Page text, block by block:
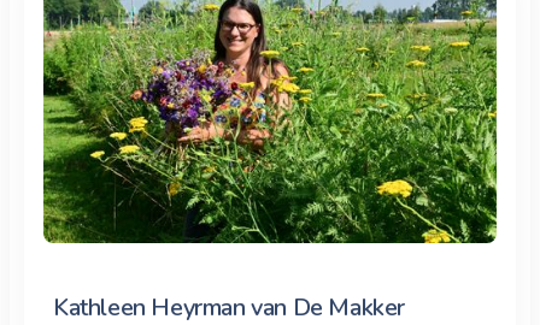
Kathleen Heyrman van De Makker